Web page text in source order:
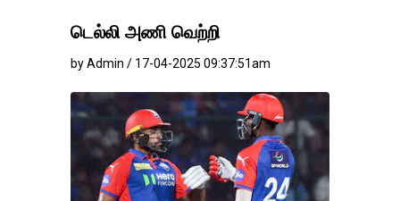
டெல்லி அணி வெற்றி
by Admin / 17-04-2025 09:37:51am